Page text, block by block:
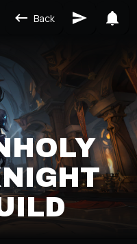
Back